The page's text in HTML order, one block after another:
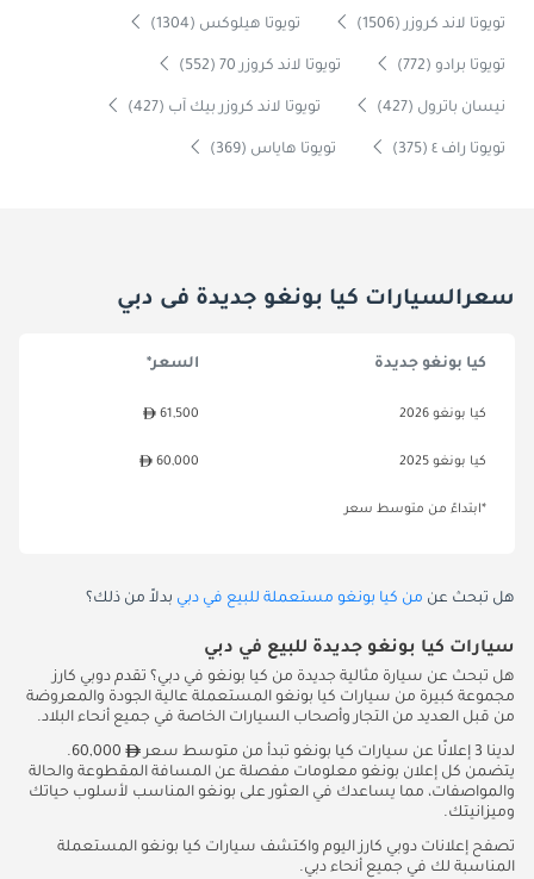
تويوتا لاند كروزر (1506) تويوتا هيلوكس (1304)
تويوتا برادو (772) تويوتا لاند كروزر 70 (552)
نيسان باترول (427) تويوتا لاند كروزر بيك آب (427)
تويوتا راف ٤ (375) تويوتا هاياس (369)
سعرالسيارات كيا بونغو جديدة فى دبي
كيا بونغو جديدة السعر*
كيا بونغو 2026 61,500
كيا بونغو 2025 60,000
*ابتداءً من متوسط سعر
هل تبحث عن من كيا بونغو مستعملة للبيع في دبي بدلاً من ذلك؟
سيارات كيا بونغو جديدة للبيع في دبي
هل تبحث عن سيارة مثالية جديدة من كيا بونغو في دبي؟ تقدم دوبي كارز
مجموعة كبيرة من سيارات كيا بونغو المستعملة عالية الجودة والمعروضة
من قبل العديد من التجار وأصحاب السيارات الخاصة في جميع أنحاء البلاد.
لدينا 3 إعلانًا عن سيارات كيا بونغو تبدأ من متوسط سعر
60,000.
يتضمن كل إعلان بونغو معلومات مفصلة عن المسافة المقطوعة والحالة
والمواصفات، مما يساعدك في العثور على بونغو المناسب لأسلوب حياتك
وميزانيتك.
تصفح إعلانات دوبي كارز اليوم واكتشف سيارات كيا بونغو المستعملة
المناسبة لك في جميع أنحاء دبي.